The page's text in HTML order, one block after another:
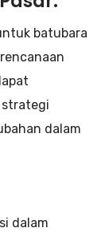
batubara
strategi
dalam
dalam